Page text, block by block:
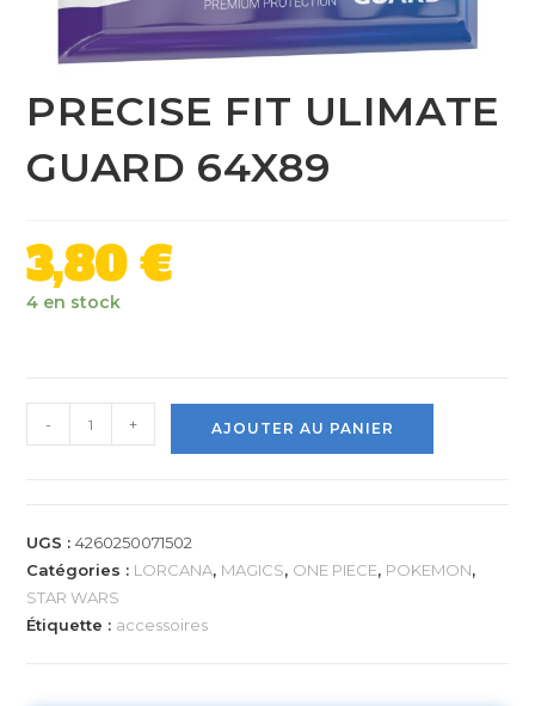
PRECISE FIT ULIMATE
GUARD 64X89
3,80€
4 en stock
- + AJOUTER AU PANIER
UGS :4260250071502
Catégories : LORCANA, MAGICS, ONE PIECE, POKEMON,
STAR WARS
Étiquette : accessoires